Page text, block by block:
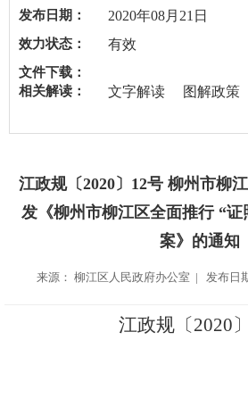
发布日期： 2020年08月21日
效力状态： 有效
文件下载：
相关解读：
文字解读 图解政策
江政规〔2020〕12号 柳州市柳
发《柳州市柳江区全面推行 “
案》的通知
来源： 柳江区人民政府办公室 | 发布日
江政规 〔2020〕